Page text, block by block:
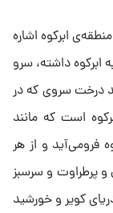
ابرکوه اشاره
است، این جهانگرد در سفری که در قرن ۱۳ به ابرکوه داشته، سرو
درخت سروی که در
است که مانند
فرومی‌آید و از هر
پرطراوت و سرسبز
کویر و خورشید